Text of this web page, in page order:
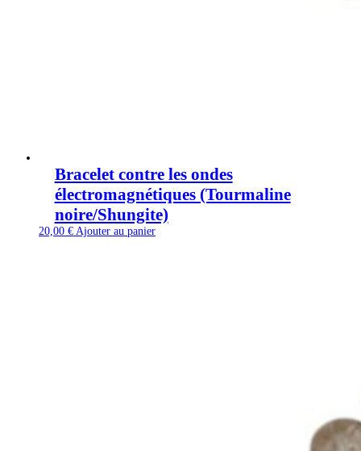
Bracelet contre les ondes
électromagnétiques (Tourmaline
noire/Shungite)
20,00 € Ajouter au panier